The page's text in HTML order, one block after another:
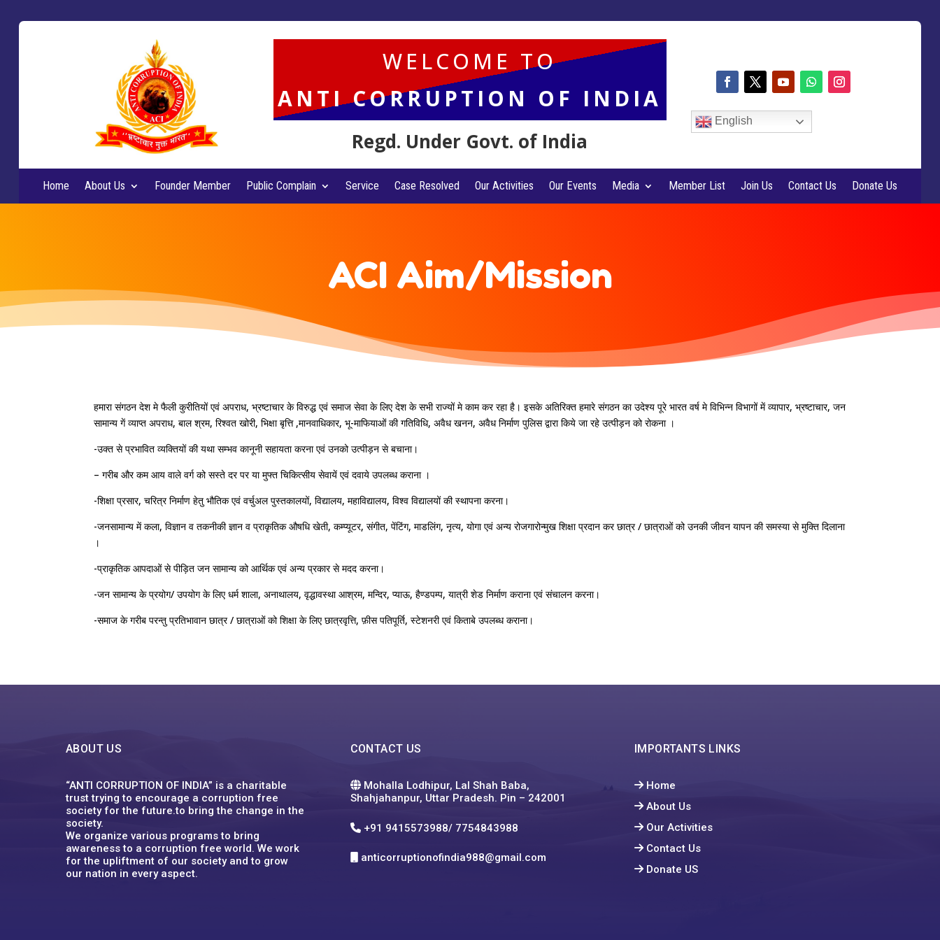
WELCOME TO
ANTI CORRUPTION OF INDIA
Regd. Under Govt. of India
English
Home About Us Founder Member Public Complain Service Case Resolved Our Activities Our Events Media Member List Join Us Contact Us Donate Us
ACI Aim/Mission
हमारा संगठन देश मे फैली कुरीतियों एवं अपराध, भ्रष्टाचार के विरुद्ध एवं समाज सेवा के लिए देश के सभी राज्यों मे काम कर रहा है। इसके अतिरिक्त हमारे संगठन का उदेश्य पूरे भारत वर्ष मे विभिन्न विभागों में व्यापार, भ्रष्टाचार, जन
सामान्य गें व्याप्त अपराध, बाल श्रम, रिश्वत खोरी, भिक्षा बृत्ति ,मानवाधिकार, भू-माफियाओं की गतिविधि, अवैध खनन, अवैध निर्माण पुलिस द्वारा किये जा रहे उत्पीड़न को रोकना ।
-उक्त से प्रभावित व्यक्तियों की यथा सम्भव कानूनी सहायता करना एवं उनको उत्पीड़न से बचाना।
– गरीब और कम आय वाले वर्ग को सस्ते दर पर या मुफ्त चिकित्सीय सेवायें एवं दवाये उपलब्ध कराना ।
-शिक्षा प्रसार, चरित्र निर्माण हेतु भौतिक एवं वर्चुअल पुस्तकालयों, विद्यालय, महाविद्यालय, विश्व विद्यालयों की स्थापना करना।
-जनसामान्य में कला, विज्ञान व तकनीकी ज्ञान व प्राकृतिक औषधि खेती, कम्प्यूटर, संगीत, पेंटिंग, माडलिंग, नृत्य, योगा एवं अन्य रोजगारोन्मुख शिक्षा प्रदान कर छात्र / छात्राओं को उनकी जीवन यापन की समस्या से मुक्ति दिलाना
।
-प्राकृतिक आपदाओं से पीड़ित जन सामान्य को आर्थिक एवं अन्य प्रकार से मदद करना।
-जन सामान्य के प्रयोग/ उपयोग के लिए धर्म शाला, अनाथालय, वृद्धावस्था आश्रम, मन्दिर, प्याऊ, हैण्डपम्प, यात्री शेड निर्माण कराना एवं संचालन करना।
-समाज के गरीब परन्तु प्रतिभावान छात्र / छात्राओं को शिक्षा के लिए छात्रवृत्ति, फ़ीस पतिपूर्ति, स्टेशनरी एवं किताबे उपलब्ध कराना।
ABOUT US
“ANTI CORRUPTION OF INDIA” is a charitable
trust trying to encourage a corruption free
society for the future.to bring the change in the
society.
We organize various programs to bring
awareness to a corruption free world. We work
for the upliftment of our society and to grow
our nation in every aspect.
CONTACT US
Mohalla Lodhipur, Lal Shah Baba,
Shahjahanpur, Uttar Pradesh. Pin – 242001
+91 9415573988/ 7754843988
anticorruptionofindia988@gmail.com
IMPORTANTS LINKS
Home
About Us
Our Activities
Contact Us
Donate US